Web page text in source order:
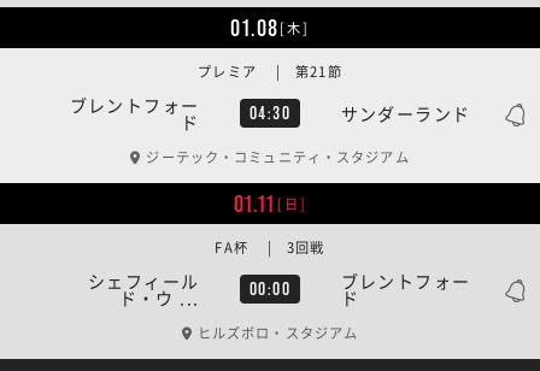
01.08[木]
ブレントフォー
ド 04:30 サンダーランド
プレミア | 第21節
ジーテック・コミュニティ・スタジアム
01.11 [日]
シェフィール
ド・ウ ... 00:00 ブレントフォー
ド
FA杯 | 3回戦
ヒルズボロ・スタジアム